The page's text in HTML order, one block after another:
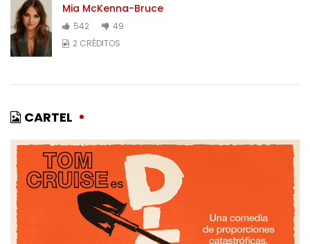
Mia McKenna-Bruce
542
49
2 CRÉDITOS
CARTEL